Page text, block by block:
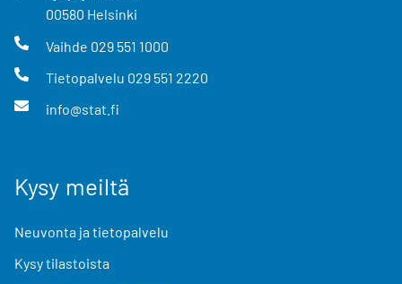
00580 Helsinki
Vaihde 029 551 1000
Tietopalvelu 029 551 2220
info@stat.fi
Kysy meiltä
Neuvonta ja tietopalvelu
Kysy tilastoista